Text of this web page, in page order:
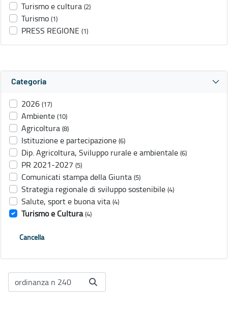
Turismo e cultura (2)
Turismo (1)
PRESS REGIONE (1)
Categoria
2026 (17)
Ambiente (10)
Agricoltura (8)
Istituzione e partecipazione (6)
Dip. Agricoltura, Sviluppo rurale e ambientale (6)
PR 2021-2027 (5)
Comunicati stampa della Giunta (5)
Strategia regionale di sviluppo sostenibile (4)
Salute, sport e buona vita (4)
Turismo e Cultura (4)
Cancella